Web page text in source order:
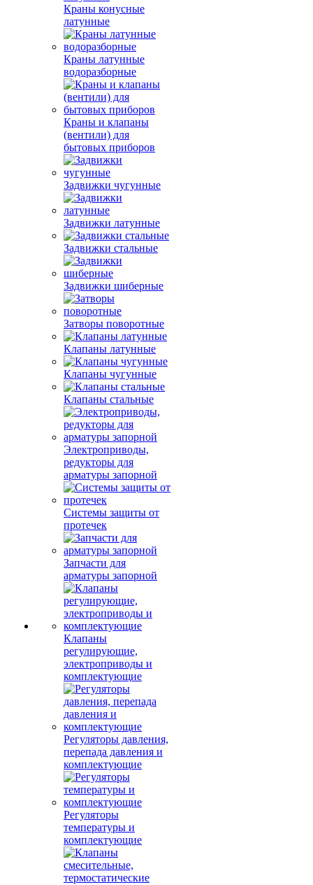
Краны конусные
латунные
Краны латунные
водоразборные
Краны и клапаны
(вентили) для
бытовых приборов
Задвижки чугунные
Задвижки латунные
Задвижки стальные
Задвижки шиберные
Затворы поворотные
Клапаны латунные
Клапаны чугунные
Клапаны стальные
Электроприводы,
редукторы для
арматуры запорной
Системы защиты от
протечек
Запчасти для
арматуры запорной
Клапаны
регулирующие,
электроприводы и
комплектующие
Регуляторы давления,
перепада давления и
комплектующие
Регуляторы
температуры и
комплектующие